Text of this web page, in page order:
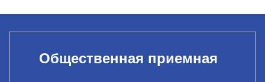
Общественная приемная